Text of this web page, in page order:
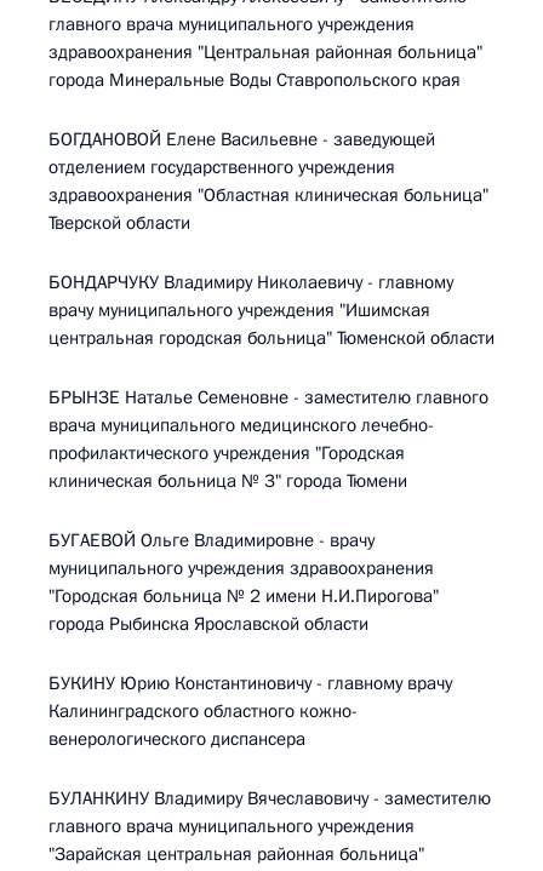
главного врача муниципального учреждения
здравоохранения "Центральная районная больница"
города Минеральные Воды Ставропольского края
БОГДАНОВОЙ Елене Васильевне - заведующей
отделением государственного учреждения
здравоохранения "Областная клиническая больница"
Тверской области
БОНДАРЧУКУ Владимиру Николаевичу - главному
врачу муниципального учреждения "Ишимская
центральная городская больница" Тюменской области
БРЫНЗЕ Наталье Семеновне - заместителю главного
врача муниципального медицинского лечебно-
профилактического учреждения "Городская
клиническая больница № 3" города Тюмени
БУГАЕВОЙ Ольге Владимировне - врачу
муниципального учреждения здравоохранения
"Городская больница № 2 имени Н.И.Пирогова"
города Рыбинска Ярославской области
БУКИНУ Юрию Константиновичу - главному врачу
Калининградского областного кожно-
венерологического диспансера
БУЛАНКИНУ Владимиру Вячеславовичу - заместителю
главного врача муниципального учреждения
"Зарайская центральная районная больница"